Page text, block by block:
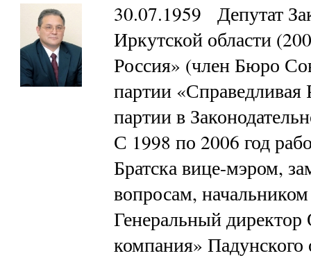
30.07.1959 Депутат
Иркутской области
Россия» (член Бюро
партии «Справедливая
партии в
С 1998 по 2006 год
Братска вице-мэром,
вопросам,
Генеральный
компания»